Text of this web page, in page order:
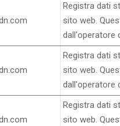
Registra dati
sito web.
dall'operatore
Registra dati
sito web.
dall'operatore
Registra dati
sito web.